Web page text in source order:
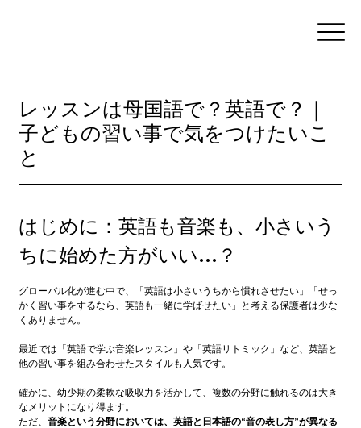
レッスンは母国語で？英語で？｜
子どもの習い事で気をつけたいこ
と
はじめに：英語も音楽も、小さいう
ちに始めた方がいい…？
グローバル化が進む中で、「英語は小さいうちから慣れさせたい」「せっ
かく習い事をするなら、英語も一緒に学ばせたい」と考える保護者は少な
くありません。
最近では「英語で学ぶ音楽レッスン」や「英語リトミック」など、英語と
他の習い事を組み合わせたスタイルも人気です。
確かに、幼少期の柔軟な吸収力を活かして、複数の分野に触れるのは大き
なメリットになり得ます。
ただ、 音楽という分野においては、英語と日本語の“音の表し方”が異なる